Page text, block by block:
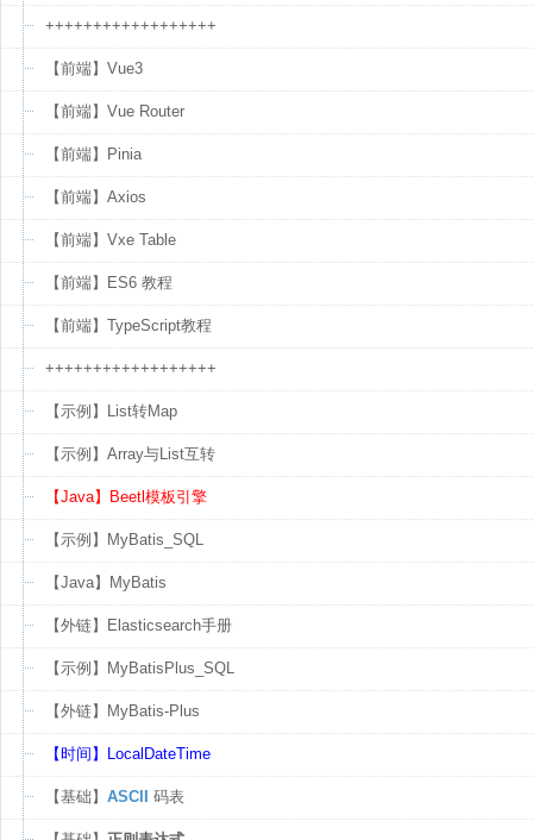
++++++++++++++++++
【前端】Vue3
【前端】Vue Router
【前端】Pinia
【前端】Axios
【前端】Vxe Table
【前端】ES6 教程
【前端】TypeScript教程
++++++++++++++++++
【示例】List转Map
【示例】Array与List互转
【Java】Beetl模板引擎
【示例】MyBatis_SQL
【Java】MyBatis
【外链】Elasticsearch手册
【示例】MyBatisPlus_SQL
【外链】MyBatis-Plus
【时间】LocalDateTime
【基础】 ASCII 码表